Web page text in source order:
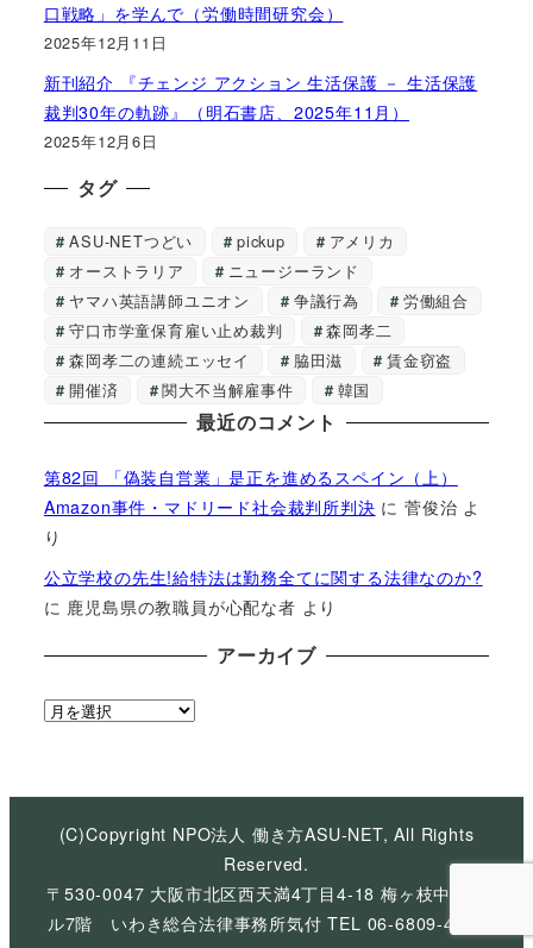
口戦略」を学んで（労働時間研究会）
2025年12月11日
新刊紹介 『チェンジ アクション 生活保護 － 生活保護
裁判30年の軌跡』（明石書店、2025年11月）
2025年12月6日
タグ
ASU-NETつどい pickup
アメリカ
オーストラリア
ニュージーランド
ヤマハ英語講師ユニオン
争議行為
労働組合
守口市学童保育雇い止め裁判
森岡孝二
森岡孝二の連続エッセイ
脇田滋
賃金窃盗
開催済
関大不当解雇事件 韓国
最近のコメント
第82回 「偽装自営業」是正を進めるスペイン（上）
Amazon事件・マドリード社会裁判所判決 に菅俊治 よ
り
公立学校の先生!給特法は勤務全てに関する法律なのか?
に 鹿児島県の教職員が心配な者 より
アーカイブ
ア
イ
(C)Copyright NPO法人 働き方ASU-NET, All Rights
Reserved.
〒530-0047 大阪市北区西天満4丁目4-18 梅ヶ枝中央ビ
ル7階 いわき総合法律事務所気付 TEL 06-6809-4926